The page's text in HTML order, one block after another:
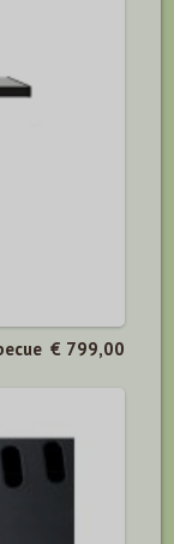
€ 799,00